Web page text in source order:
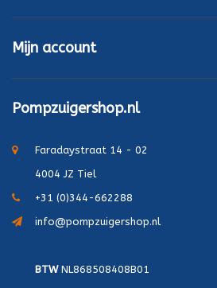
Mijn account
Pompzuigershop.nl
Faradaystraat 14 - 02
4004 JZ Tiel
+31 (0)344-662288
info@pompzuigershop.nl
BTWNL868508408B01